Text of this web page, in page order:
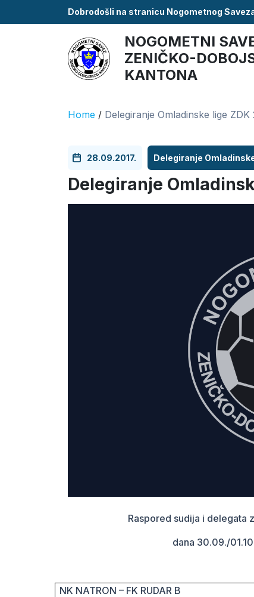
Dobrodošli na stranicu Nogometnog
NOGOMETNI
ZENIČKO-
KANTONA
Home / Delegiranje Omladinske lige ZDK
28.09.2017. Delegiranje
Delegiranje
Raspored sudija i delegata
dana 30.09./
NK NATRON – FK RUDAR B